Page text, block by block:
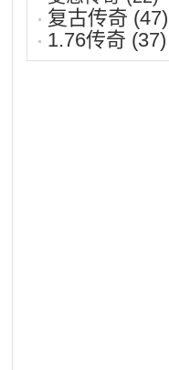
复古传奇 (47)
1.76传奇 (37)